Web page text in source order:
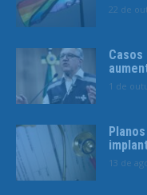
22 de
1 de
13 de